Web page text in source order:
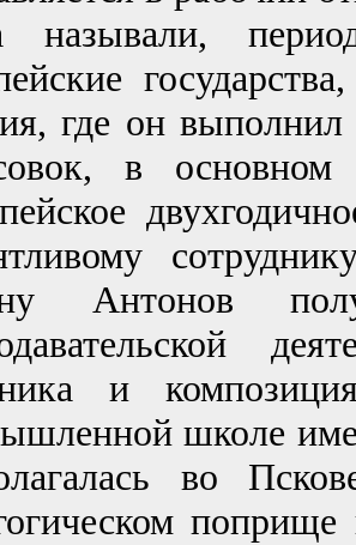
называли,
где он
в
Антонов
и
школе
во